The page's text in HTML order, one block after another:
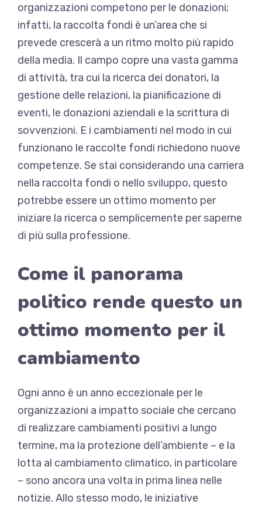
organizzazioni competono per le donazioni;
infatti, la raccolta fondi è un’area che si
prevede crescerà a un ritmo molto più rapido
della media. Il campo copre una vasta gamma
di attività, tra cui la ricerca dei donatori, la
gestione delle relazioni, la pianificazione di
eventi, le donazioni aziendali e la scrittura di
sovvenzioni. E i cambiamenti nel modo in cui
funzionano le raccolte fondi richiedono nuove
competenze. Se stai considerando una carriera
nella raccolta fondi o nello sviluppo, questo
potrebbe essere un ottimo momento per
iniziare la ricerca o semplicemente per saperne
di più sulla professione.
Come il panorama
politico rende questo un
ottimo momento per il
cambiamento
Ogni anno è un anno eccezionale per le
organizzazioni a impatto sociale che cercano
di realizzare cambiamenti positivi a lungo
termine, ma la protezione dell’ambiente – e la
lotta al cambiamento climatico, in particolare
– sono ancora una volta in prima linea nelle
notizie. Allo stesso modo, le iniziative